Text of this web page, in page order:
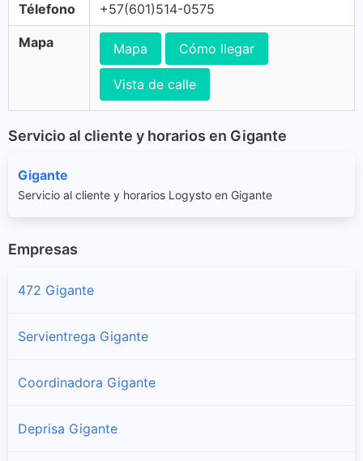
Télefono +57(601)514-0575
Mapa Mapa Cómo llegar
Vista de calle
Servicio al cliente y horarios en Gigante
Gigante
Servicio al cliente y horarios Logysto en Gigante
Empresas
472 Gigante
Servientrega Gigante
Coordinadora Gigante
Deprisa Gigante